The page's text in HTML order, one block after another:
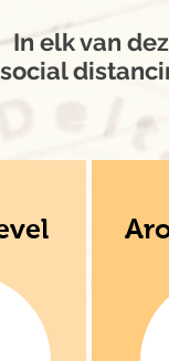
In elk van